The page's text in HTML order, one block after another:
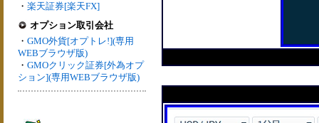
・ 楽天証券[楽天FX]
オプション取引会社
・ GMO外貨[オプトレ!](専用
WEBブラウザ版)
・ GMOクリック証券[外為オプ
ション](専用WEBブラウザ版)